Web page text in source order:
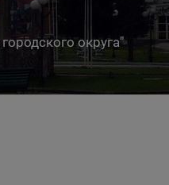
округа"